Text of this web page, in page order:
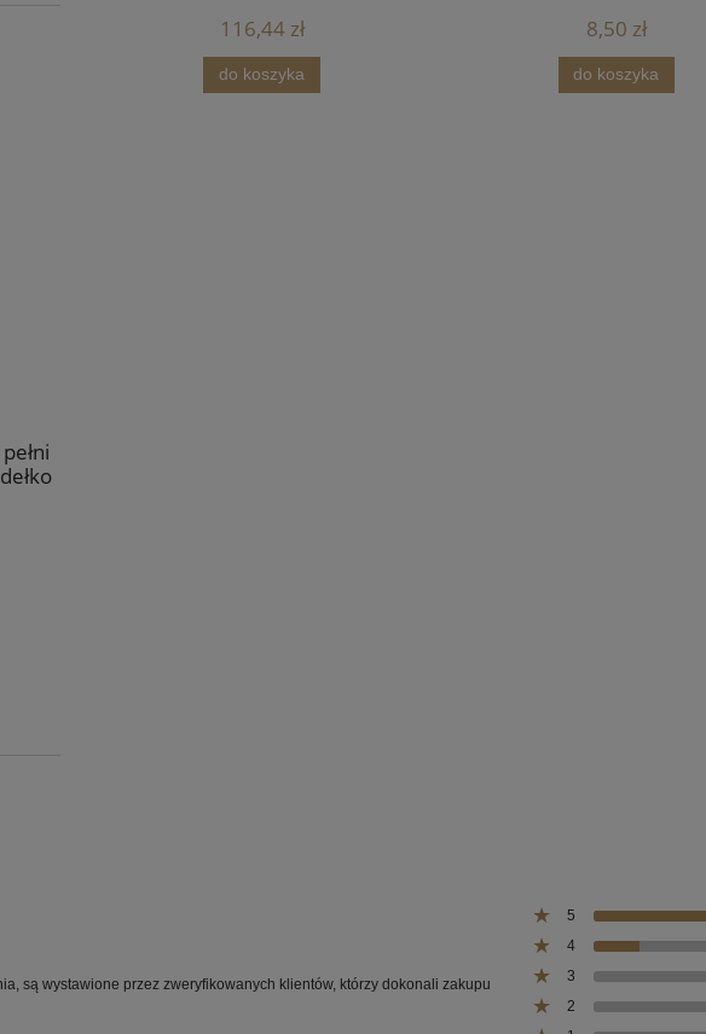
116,44 zł
do koszyka
8,50 zł
do koszyka
są wystawione przez zweryfikowanych klientów, którzy dokonali zakupu
5
4
3
2